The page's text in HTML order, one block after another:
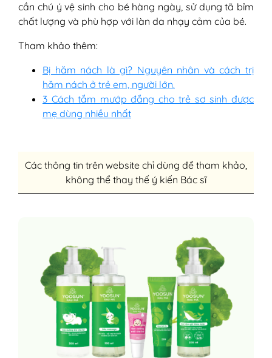
cần chú ý vệ sinh cho bé hàng ngày, sử dụng tã bỉm
chất lượng và phù hợp với làn da nhạy cảm của bé.
Tham khảo thêm:
Bị hăm nách là gì? Nguyên nhân và cách trị
hăm nách ở trẻ em, người lớn.
3 Cách tắm mướp đắng cho trẻ sơ sinh được
mẹ dùng nhiều nhất
Các thông tin trên website chỉ dùng để tham khảo,
không thể thay thế ý kiến Bác sĩ